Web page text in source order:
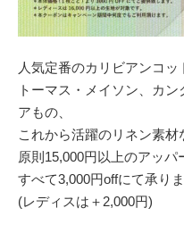
人気定番のカリビアンコ
トーマス・メイソン、カ
アもの、
これから活躍のリネン素材
原則15,000円以上のアッパ
すべて3,000円offにて承りま
(レディスは＋2,000円)